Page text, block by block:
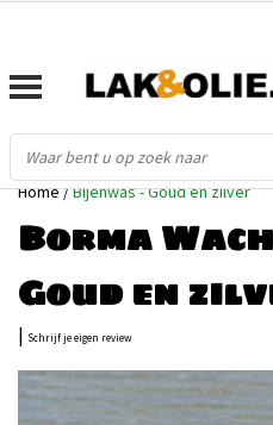
Home/Bijenwas - Goud en zilver
Borma
Goud en
| Schrijf je eigen review